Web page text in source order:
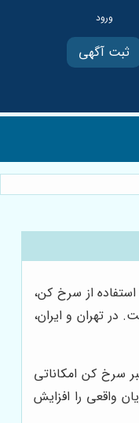
ثبت آگهی
از سرخ کن،
در تهران و ایران،
سرخ کن امکاناتی
واقعی را افزایش